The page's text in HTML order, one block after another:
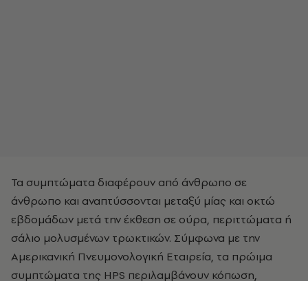
Τα συμπτώματα διαφέρουν από άνθρωπο σε
άνθρωπο και αναπτύσσονται μεταξύ μίας και οκτώ
εβδομάδων μετά την έκθεση σε ούρα, περιττώματα ή
σάλιο μολυσμένων τρωκτικών. Σύμφωνα με την
Αμερικανική Πνευμονολογική Εταιρεία, τα πρώιμα
συμπτώματα της HPS περιλαμβάνουν κόπωση,